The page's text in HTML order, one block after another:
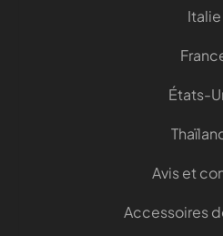
Italie
États-
Avis et
Accessoires